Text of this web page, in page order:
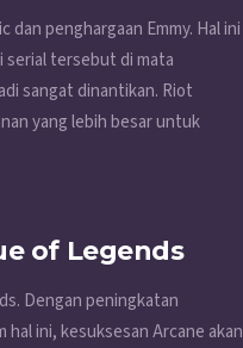
penghargaan Emmy. Hal ini
serial tersebut di mata
sangat dinantikan. Riot
yang lebih besar untuk
of Legends
Dengan peningkatan
ini, kesuksesan Arcane akan